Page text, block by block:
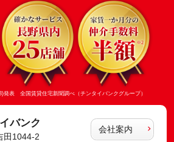
表 全国賃貸住宅新聞調べ（チンタイバンクグループ）
バンク
田1044-2
会社案内